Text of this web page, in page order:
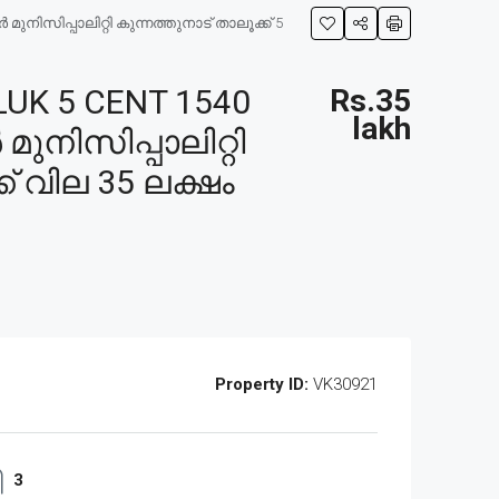
മുനിസിപ്പാലിറ്റി കുന്നത്തുനാട് താലൂക്ക് 5
5 CENT 1540
35 ലക്ഷം
Rs.35
lakh
Property ID: VK30921
3